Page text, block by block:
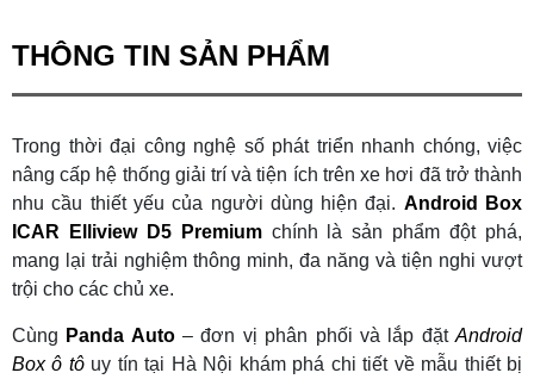
THÔNG TIN SẢN PHẨM
Trong thời đại công nghệ số phát triển nhanh chóng, việc
nâng cấp hệ thống giải trí và tiện ích trên xe hơi đã trở thành
nhu cầu thiết yếu của người dùng hiện đại. Android Box
ICAR Elliview D5 Premiumchính là sản phẩm đột phá,
mang lại trải nghiệm thông minh, đa năng và tiện nghi vượt
trội cho các chủ xe.
Cùng Panda Auto– đơn vị phân phối và lắp đặtAndroid
Box ô tôuy tín tại Hà Nội khám phá chi tiết về mẫu thiết bị